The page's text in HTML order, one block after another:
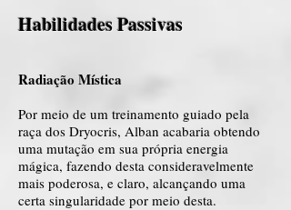
Habilidades Passivas
Radiação Mística
Por meio de um treinamento guiado pela
raça dos Dryocris, Alban acabaria obtendo
uma mutação em sua própria energia
mágica, fazendo desta consideravelmente
mais poderosa, e claro, alcançando uma
certa singularidade por meio desta.